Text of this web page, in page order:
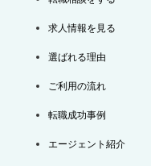
求人情報を見る
選ばれる理由
ご利用の流れ
転職成功事例
エージェント紹介